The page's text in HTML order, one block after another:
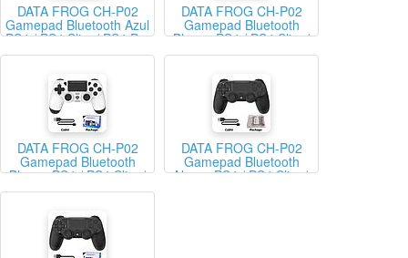
DATA FROG CH-P02
Gamepad Bluetooth Azul
PS4 / PS4 Slim / PS4 Pro
/ Windows / Mac /
Caja)
DATA FROG CH-P02
Gamepad Bluetooth
Blanco PS4 / PS4 Slim /
PS4 Pro / Windows / Mac
Sin Caja)
DATA FROG CH-P02
Gamepad Bluetooth
Blanco PS4 / PS4 Slim /
PS4 Pro / Windows / Mac
Caja)
DATA FROG CH-P02
Gamepad Bluetooth
Negro PS4 / PS4 Slim /